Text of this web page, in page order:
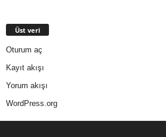
Üst veri
Oturum aç
Kayıt akışı
Yorum akışı
WordPress.org